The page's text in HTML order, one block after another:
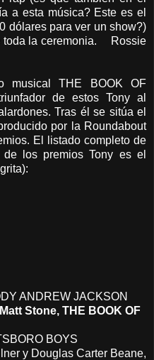
a esta música? Este es el
dólares para ver un show?)
toda la ceremonia. Rossie
musical THE BOOK OF
de estos Tony al
Tras él se sitúa el
por la Roundabout
El listado completo de
los premios Tony es el
ANDREW JACKSON
Stone, THE BOOK OF
BOYS
y Douglas Carter Beane,